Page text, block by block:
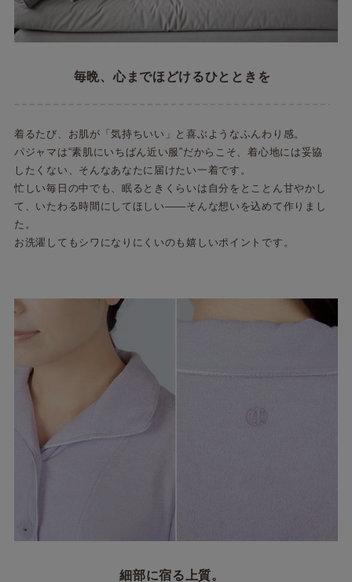
毎晩、心までほどけるひとときを
着るたび、お肌が「気持ちいい」と喜ぶようなふんわり感。
パジャマは“素肌にいちばん近い服”だからこそ、着心地には妥協
したくない、そんなあなたに届けたい一着です。
忙しい毎日の中でも、眠るときくらいは自分をとことん甘やかし
て、いたわる時間にしてほしい――そんな想いを込めて作りまし
た。
お洗濯してもシワになりにくいのも嬉しいポイントです。
細部に宿る上質。